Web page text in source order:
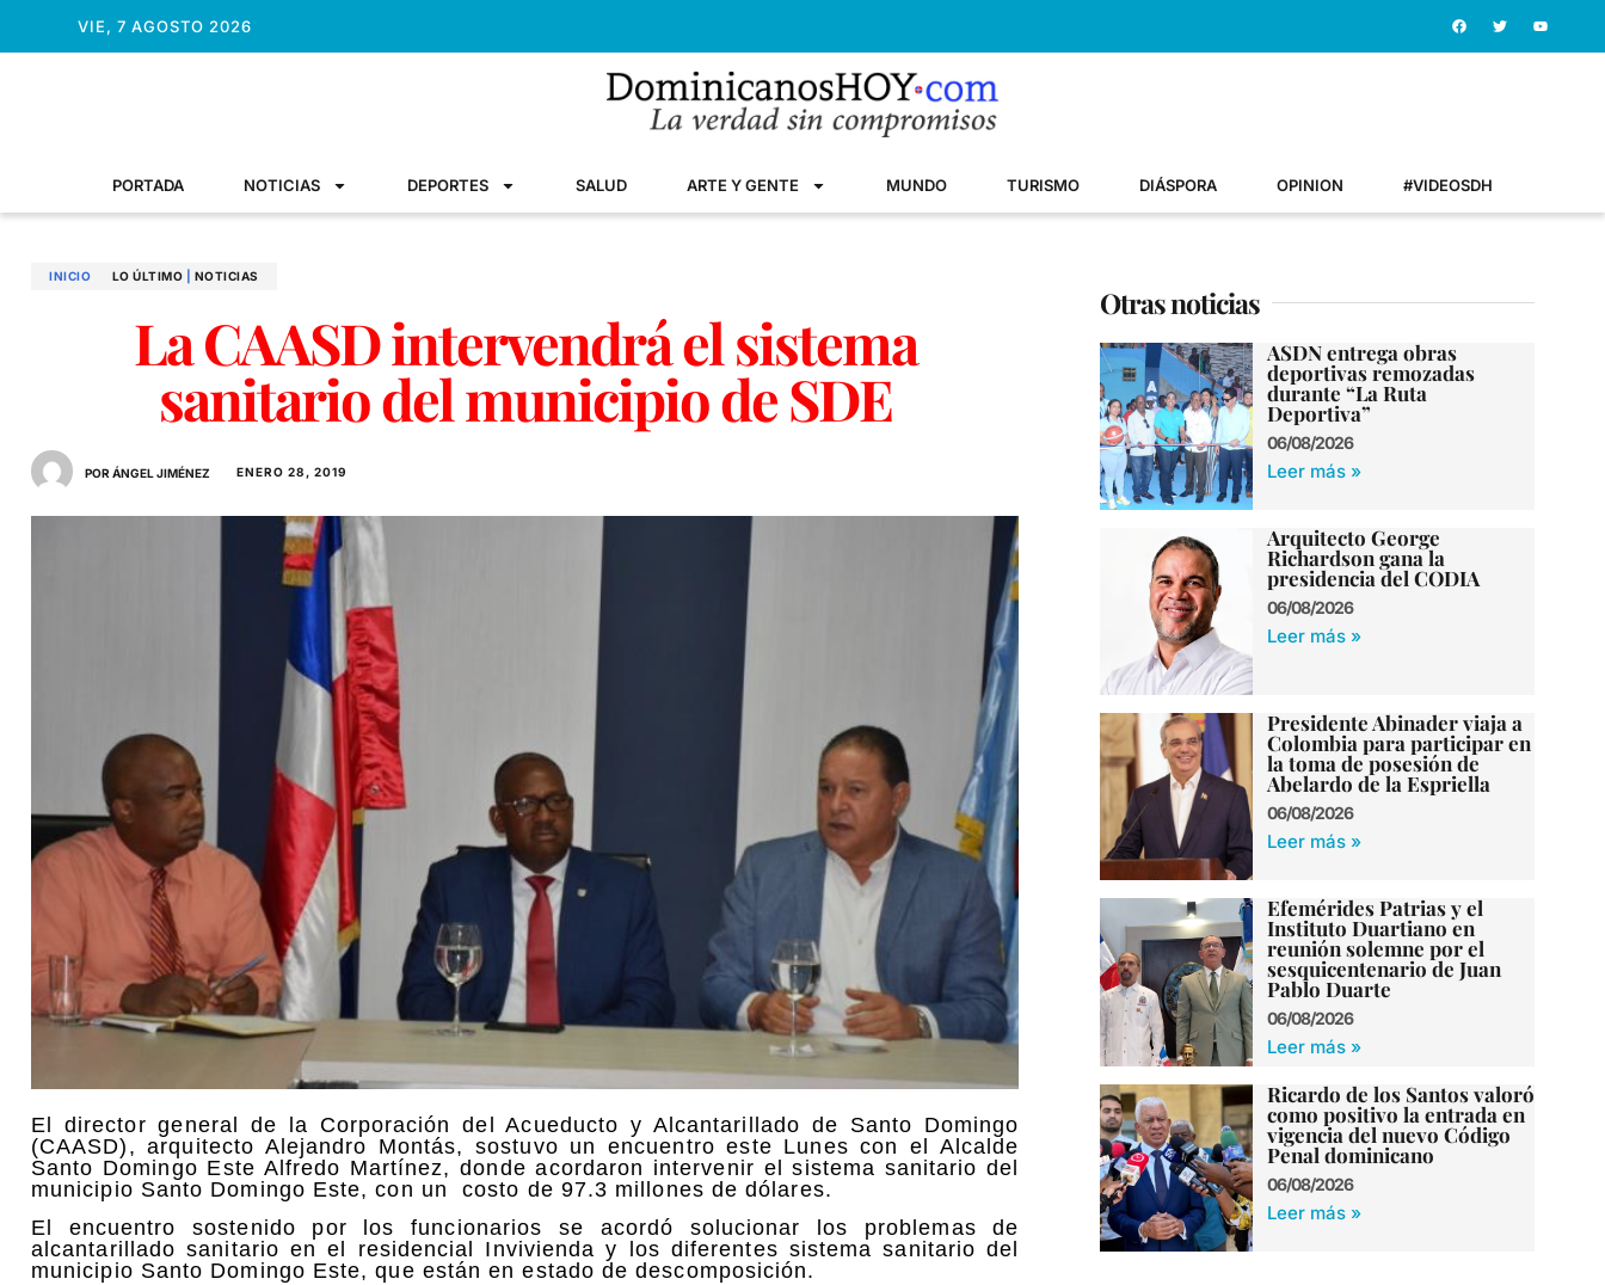
VIE, 7 AGOSTO 2026
PORTADA NOTICIAS DEPORTES SALUD ARTE Y GENTE MUNDO TURISMO DIÁSPORA OPINION #VIDEOSDH
INICIO LO ÚLTIMO NOTICIAS
La CAASD intervendrá el sistema
sanitario del municipio de SDE
POR ÁNGEL JIMÉNEZ ENERO 28, 2019
El director general de la Corporación del Acueducto y Alcantarillado de Santo Domingo
(CAASD), arquitecto Alejandro Montás, sostuvo un encuentro este Lunes con el Alcalde
Santo Domingo Este Alfredo Martínez, donde acordaron intervenir el sistema sanitario del
municipio Santo Domingo Este, con un costo de 97.3 millones de dólares.
El encuentro sostenido por los funcionarios se acordó solucionar los problemas de
alcantarillado sanitario en el residencial Invivienda y los diferentes sistema sanitario del
municipio Santo Domingo Este, que están en estado de descomposición.
Otras noticias
ASDN entrega obras
deportivas remozadas
durante “La Ruta
Deportiva”
06/08/2026
Leer más »
Arquitecto George
Richardson gana la
presidencia del CODIA
06/08/2026
Leer más »
Presidente Abinader viaja a
Colombia para participar en
la toma de posesión de
Abelardo de la Espriella
06/08/2026
Leer más »
Efemérides Patrias y el
Instituto Duartiano en
reunión solemne por el
sesquicentenario de Juan
Pablo Duarte
06/08/2026
Leer más »
Ricardo de los Santos valoró
como positivo la entrada en
vigencia del nuevo Código
Penal dominicano
06/08/2026
Leer más »